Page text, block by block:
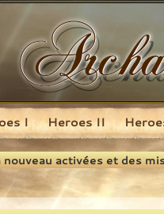
I Heroes II
activées et des